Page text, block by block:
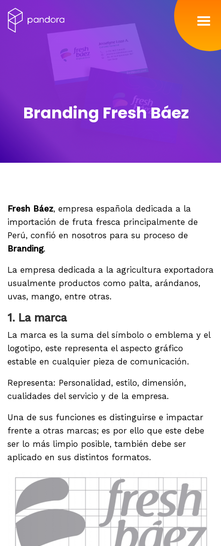
Nosotros
Contacto
Branding Fresh Báez
Fresh Báez, empresa española dedicada a la
importación de fruta fresca principalmente de
Perú, confió en nosotros para su proceso de
Branding.
La empresa dedicada a la agricultura exportadora
usualmente productos como palta, arándanos,
uvas, mango, entre otras.
1. La marca
La marca es la suma del símbolo o emblema y el
logotipo, este representa el aspecto gráfico
estable en cualquier pieza de comunicación.
Representa: Personalidad, estilo, dimensión,
cualidades del servicio y de la empresa.
Una de sus funciones es distinguirse e impactar
frente a otras marcas; es por ello que este debe
ser lo más limpio posible, también debe ser
aplicado en sus distintos formatos.